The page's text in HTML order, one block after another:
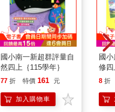
國小南一新超群評量自
然四上｛115學年｝
77 折 特價 161 元
加入購物車
國
修四
8 折